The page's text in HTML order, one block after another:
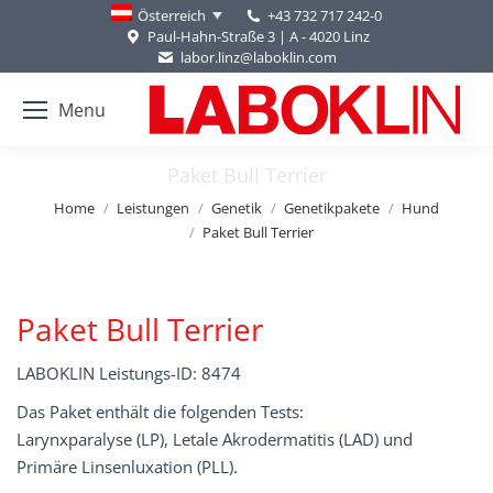
Österreich
+43 732 717 242-0
Paul-Hahn-Straße 3 | A - 4020 Linz
labor.linz@laboklin.com
Menu
Paket Bull Terrier
You are here:
Home Leistungen Genetik Genetikpakete
Hund
Paket Bull Terrier
Paket Bull Terrier
LABOKLIN Leistungs-ID: 8474
Das Paket enthält die folgenden Tests:
Larynxparalyse (LP), Letale Akrodermatitis (LAD) und
Primäre Linsenluxation (PLL).